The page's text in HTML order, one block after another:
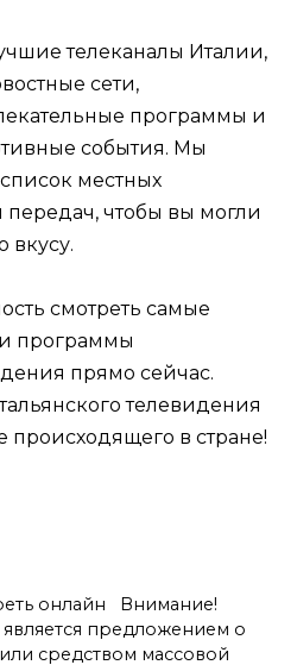
телеканалы Италии,
сети,
программы и
события. Мы
местных
передач, чтобы вы могли
вкусу.
смотреть самые
программы
прямо сейчас.
телевидения
происходящего в стране!
онлайн Внимание!
предложением о
средством массовой